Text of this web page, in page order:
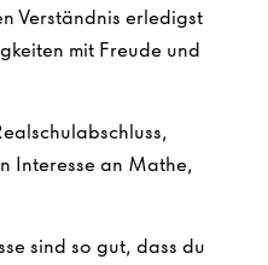
Verständnis erledigst
mit Freude und
Interesse an Mathe,
sind so gut, dass du